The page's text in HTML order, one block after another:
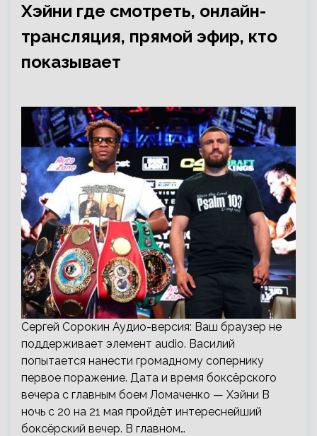
Хэйни где смотреть, онлайн-
трансляция, прямой эфир, кто
показывает
Сергей Сорокин Аудио-версия: Ваш браузер не
поддерживает элемент audio. Василий
попытается нанести громадному сопернику
первое поражение. Дата и время боксёрского
вечера с главным боем Ломаченко — Хэйни В
ночь с 20 на 21 мая пройдёт интереснейший
боксёрский вечер. В главном…